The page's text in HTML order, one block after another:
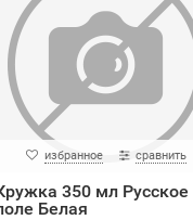
избранное сравнить
350 мл Русское
Белая